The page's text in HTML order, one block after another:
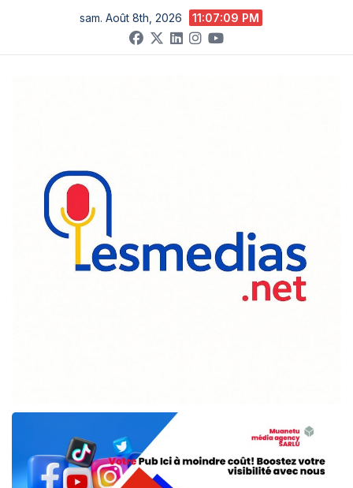
content
sam. Août 8th, 2026 11:07:10 PM